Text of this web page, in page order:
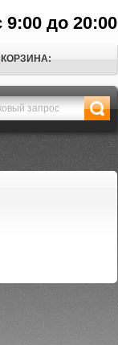
9:00 до 20:00
КОРЗИНА: